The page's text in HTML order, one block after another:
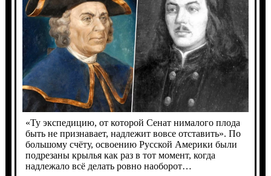
«Ту экспедицию, от которой Сенат нималого плода
быть не признавает, надлежит вовсе отставить». По
большому счёту, освоению Русской Америки были
подрезаны крылья как раз в тот момент, когда
надлежало всё делать ровно наоборот…